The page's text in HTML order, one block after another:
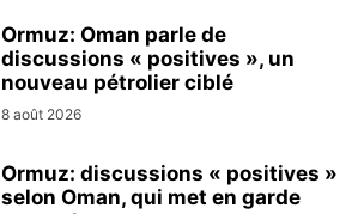
Ormuz: Oman parle de
discussions « positives », un
nouveau pétrolier ciblé
8 août 2026
Ormuz: discussions « positives »
selon Oman, qui met en garde